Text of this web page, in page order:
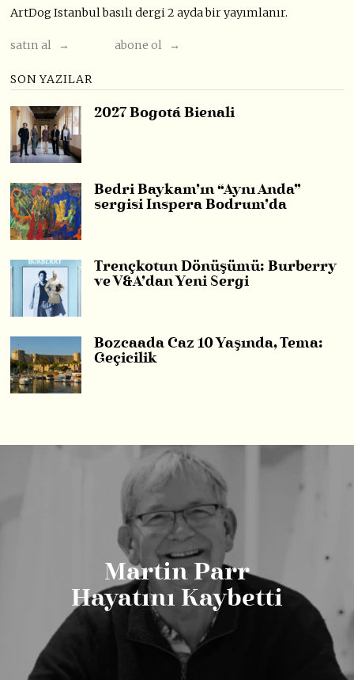
ArtDog Istanbul basılı dergi 2 ayda bir yayımlanır.
satın al → abone ol →
SON YAZILAR
2027 Bogotá Bienali
Bedri Baykam’ın “Aynı Anda”
sergisi Inspera Bodrum’da
Trençkotun Dönüşümü: Burberry
ve V&A’dan Yeni Sergi
Bozcaada Caz 10 Yaşında, Tema:
Geçicilik
Martin Parr
Hayatını Kaybetti